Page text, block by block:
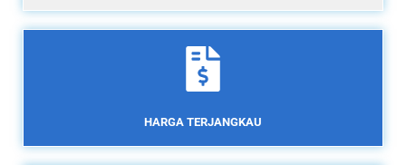
HARGA TERJANGKAU